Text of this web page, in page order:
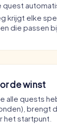
krijgt elke
die passen bij
de winst
alle quests
brengt
het startpunt.